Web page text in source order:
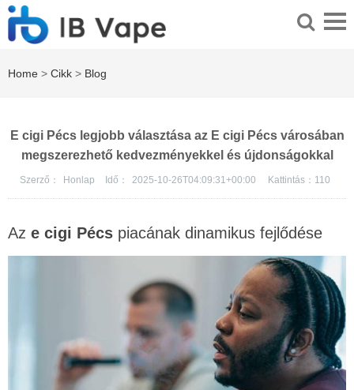
Home > Cikk > Blog
E cigi Pécs legjobb választása az E cigi Pécs városában
megszerezhető kedvezményekkel és újdonságokkal
Szerző： Honlap Idő： 2025-10-26T04:09:31+00:00 Kattintás： 110
Az e cigi Pécs piacának dinamikus fejlődése